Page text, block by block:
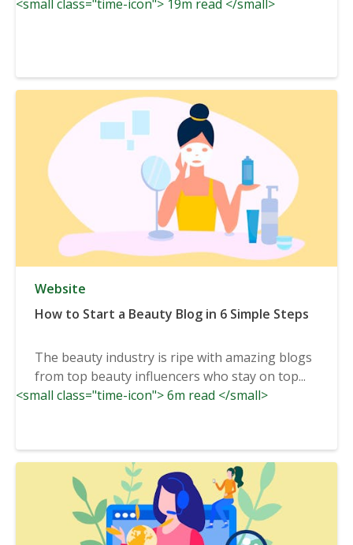
<small class="time-icon"> 19m read </small>
Website
How to Start a Beauty Blog in 6 Simple Steps
The beauty industry is ripe with amazing blogs
from top beauty influencers who stay on top...
<small class="time-icon"> 6m read </small>